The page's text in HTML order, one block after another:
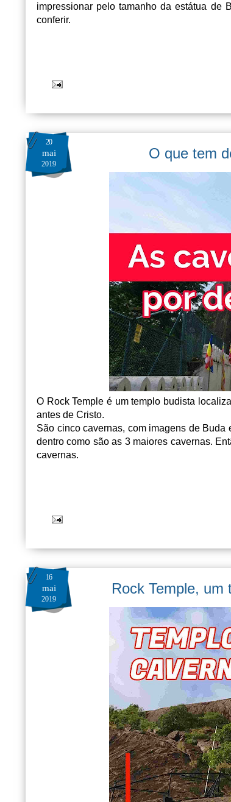
impressionar pelo tamanho da estátua de
conferir.
20
mai
2019
O que tem
O Rock Temple é um templo budista
antes de Cristo.
São cinco cavernas, com imagens de
dentro como são as 3 maiores cavernas.
cavernas.
16
mai
2019
Rock Temple, um